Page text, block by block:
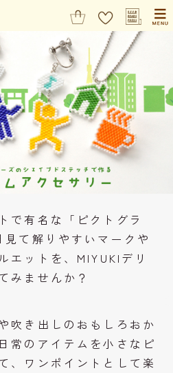
で有名な「ピクトグラ
て解りやすいマークや
エットを、MIYUKIデリ
みませんか？
吹き出しのおもしろおか
常のアイテムを小さなピ
、ワンポイントとして楽